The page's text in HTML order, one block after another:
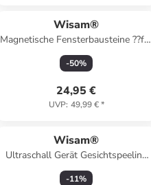
Wisam®
Magnetische Fensterbausteine ??für
Mädchen Rosa 50 Stk.
-50%
24,95 €
UVP: 49,99 €*
Wisam®
Ultraschall Gerät Gesichtspeeling
Gesichtsreinigung 3 in 1 Massage
-11%